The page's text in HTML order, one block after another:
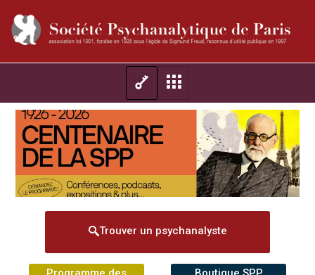
Trouver un psychanalyste